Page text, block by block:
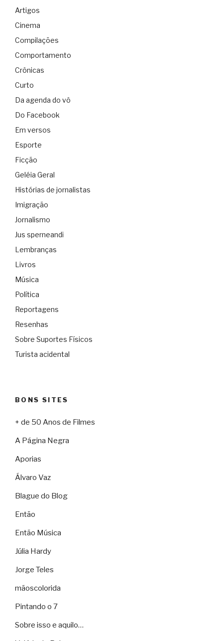
Artigos
Cinema
Compilações
Comportamento
Crônicas
Curto
Da agenda do vô
Do Facebook
Em versos
Esporte
Ficção
Geléia Geral
Histórias de jornalistas
Imigração
Jornalismo
Jus sperneandi
Lembranças
Livros
Música
Política
Reportagens
Resenhas
Sobre Suportes Físicos
Turista acidental
BONS SITES
+ de 50 Anos de Filmes
A Página Negra
Aporias
Álvaro Vaz
Blague do Blog
Então
Então Música
Júlia Hardy
Jorge Teles
mãoscolorida
Pintando o 7
Sobre isso e aquilo…